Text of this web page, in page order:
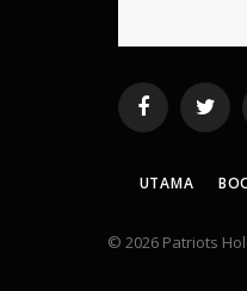
FacebookTwitter
UTAMA
© 2026 Patriots